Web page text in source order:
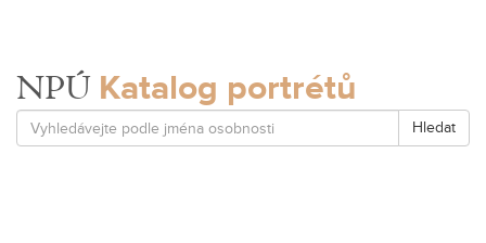
NPÚ Katalog portrétů
Hledat